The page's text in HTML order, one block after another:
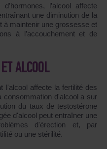
l’alcool affecte
une diminution de la
à maintenir une grossesse et
à l’accouchement et de
ALCOOL
l'alcool affecte la fertilité des
consommation d'alcool a sur
du taux de testostérone
d'alcool peut entraîner une
d'érection et, par
ou une stérilité.